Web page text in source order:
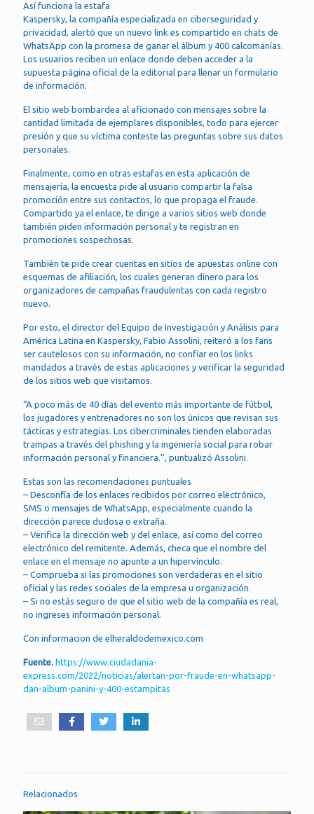
Así funciona la estafa
Kaspersky, la compañía especializada en ciberseguridad y
privacidad, alertó que un nuevo link es compartido en chats de
WhatsApp con la promesa de ganar el álbum y 400 calcomanías.
Los usuarios reciben un enlace donde deben acceder a la
supuesta página oficial de la editorial para llenar un formulario
de información.
El sitio web bombardea al aficionado con mensajes sobre la
cantidad limitada de ejemplares disponibles, todo para ejercer
presión y que su víctima conteste las preguntas sobre sus datos
personales.
Finalmente, como en otras estafas en esta aplicación de
mensajería, la encuesta pide al usuario compartir la falsa
promoción entre sus contactos, lo que propaga el fraude.
Compartido ya el enlace, te dirige a varios sitios web donde
también piden información personal y te registran en
promociones sospechosas.
También te pide crear cuentas en sitios de apuestas online con
esquemas de afiliación, los cuales generan dinero para los
organizadores de campañas fraudulentas con cada registro
nuevo.
Por esto, el director del Equipo de Investigación y Análisis para
América Latina en Kaspersky, Fabio Assolini, reiteró a los fans
ser cautelosos con su información, no confiar en los links
mandados a través de estas aplicaciones y verificar la seguridad
de los sitios web que visitamos.
“A poco más de 40 días del evento más importante de fútbol,
los jugadores y entrenadores no son los únicos que revisan sus
tácticas y estrategias. Los cibercriminales tienden elaboradas
trampas a través del phishing y la ingeniería social para robar
información personal y financiera.”, puntualizó Assolini.
Estas son las recomendaciones puntuales
– Desconfía de los enlaces recibidos por correo electrónico,
SMS o mensajes de WhatsApp, especialmente cuando la
dirección parece dudosa o extraña.
– Verifica la dirección web y del enlace, así como del correo
electrónico del remitente. Además, checa que el nombre del
enlace en el mensaje no apunte a un hipervínculo.
– Comprueba si las promociones son verdaderas en el sitio
oficial y las redes sociales de la empresa u organización.
– Si no estás seguro de que el sitio web de la compañía es real,
no ingreses información personal.
Con informacion de elheraldodemexico.com
Fuente. https://www.ciudadania-
express.com/2022/noticias/alertan-por-fraude-en-whatsapp-
dan-album-panini-y-400-estampitas
Relacionados